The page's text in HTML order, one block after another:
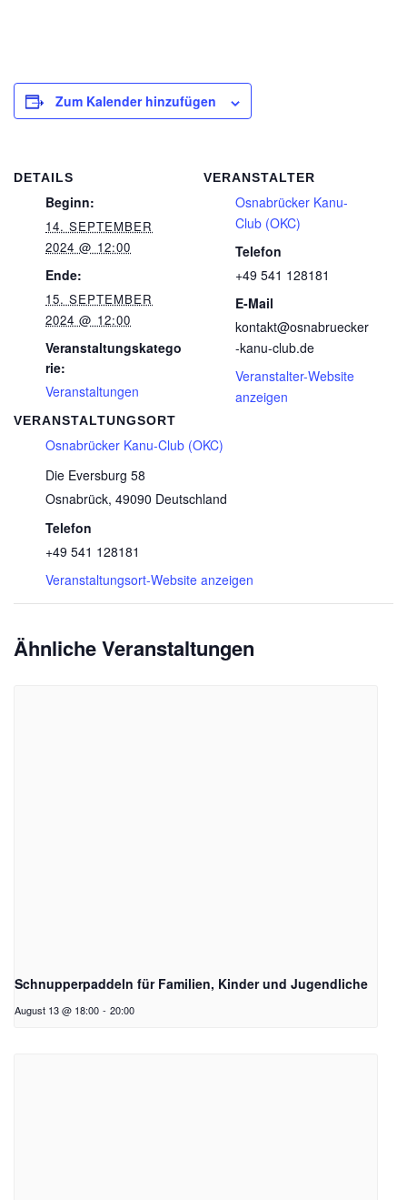
Zum Kalender hinzufügen
DETAILS
Beginn:
14. SEPTEMBER
2024 @ 12:00
Ende:
15. SEPTEMBER
2024 @ 12:00
Veranstaltungskatego
rie:
Veranstaltungen
VERANSTALTUNGSORT
Osnabrücker Kanu-Club (OKC)
Die Eversburg 58
Osnabrück, 49090 Deutschland
Telefon
+49 541 128181
Veranstaltungsort-Website anzeigen
VERANSTALTER
Osnabrücker Kanu-
Club (OKC)
Telefon
+49 541 128181
E-Mail
kontakt@osnabruecker
-kanu-club.de
Veranstalter-Website
anzeigen
Ähnliche Veranstaltungen
Schnupperpaddeln für Familien, Kinder und Jugendliche
August 13 @ 18:00 - 20:00